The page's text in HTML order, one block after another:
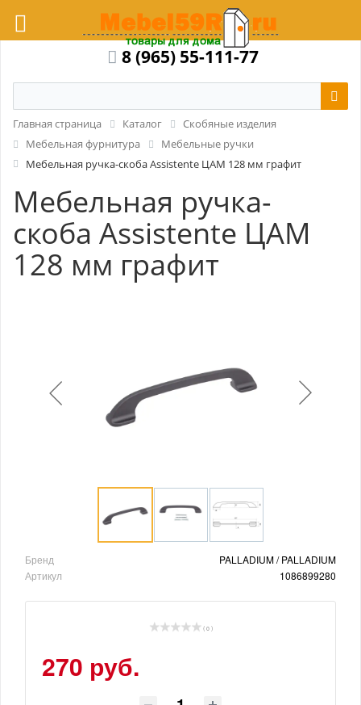
8 (965) 55-111-77
Главная страница Каталог
Скобяные изделия
Мебельная фурнитура
Мебельные ручки
Мебельная ручка-скоба Assistente ЦАМ 128 мм графит
Мебельная ручка-
скоба Assistente ЦАМ
128 мм графит
Бренд
PALLADIUM / PALLADIUM
Артикул
1086899280
( 0 )
270 руб.